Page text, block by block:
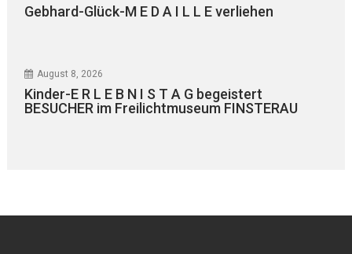
Gebhard-Glück-M E D A I L L E verliehen
August 8, 2026
Kinder-E R L E B N I S T A G begeistert
BESUCHER im Freilichtmuseum FINSTERAU